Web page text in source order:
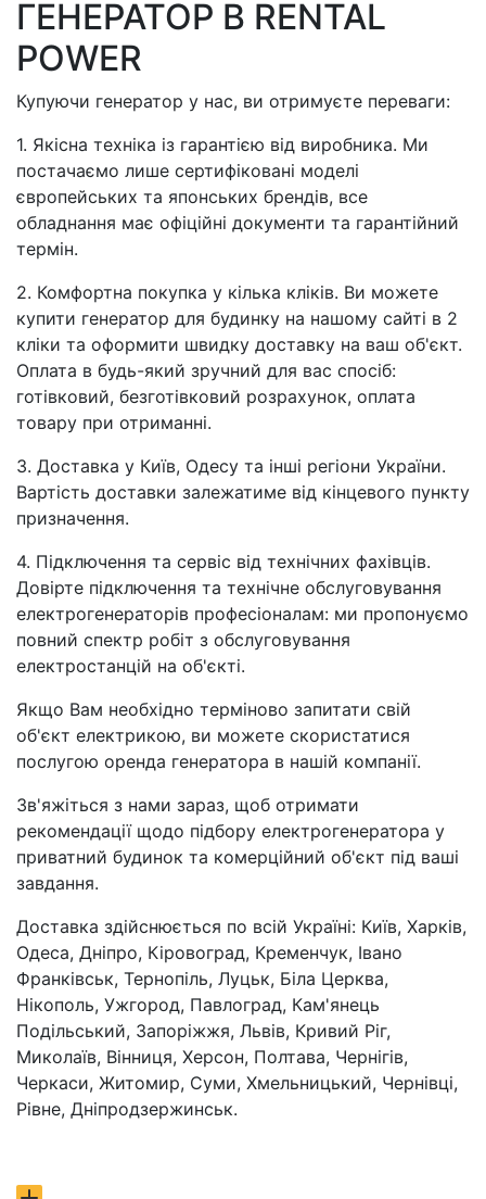
ГЕНЕРАТОР В RENTAL
POWER
Купуючи генератор у нас, ви отримуєте переваги:
1. Якісна техніка із гарантією від виробника. Ми
постачаємо лише сертифіковані моделі
європейських та японських брендів, все
обладнання має офіційні документи та гарантійний
термін.
2. Комфортна покупка у кілька кліків. Ви можете
купити генератор для будинку на нашому сайті в 2
кліки та оформити швидку доставку на ваш об'єкт.
Оплата в будь-який зручний для вас спосіб:
готівковий, безготівковий розрахунок, оплата
товару при отриманні.
3. Доставка у Київ, Одесу та інші регіони України.
Вартість доставки залежатиме від кінцевого пункту
призначення.
4. Підключення та сервіс від технічних фахівців.
Довірте підключення та технічне обслуговування
електрогенераторів професіоналам: ми пропонуємо
повний спектр робіт з обслуговування
електростанцій на об'єкті.
Якщо Вам необхідно терміново запитати свій
об'єкт електрикою, ви можете скористатися
послугою оренда генератора в нашій компанії.
Зв'яжіться з нами зараз, щоб отримати
рекомендації щодо підбору електрогенератора у
приватний будинок та комерційний об'єкт під ваші
завдання.
Доставка здійснюється по всій Україні: Київ, Харків,
Одеса, Дніпро, Кіровоград, Кременчук, Івано
Франківськ, Тернопіль, Луцьк, Біла Церква,
Нікополь, Ужгород, Павлоград, Кам'янець
Подільський, Запоріжжя, Львів, Кривий Ріг,
Миколаїв, Вінниця, Херсон, Полтава, Чернігів,
Черкаси, Житомир, Суми, Хмельницький, Чернівці,
Рівне, Дніпродзержинськ.